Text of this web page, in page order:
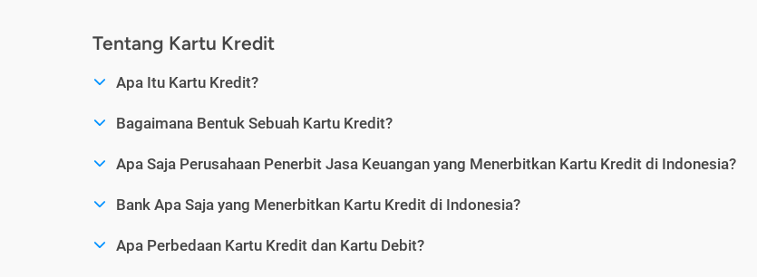
Tentang Kartu Kredit
Apa Itu Kartu Kredit?
Bagaimana Bentuk Sebuah Kartu Kredit?
Apa Saja Perusahaan Penerbit Jasa Keuangan yang Menerbitkan Kartu Kredit di Indonesia?
Bank Apa Saja yang Menerbitkan Kartu Kredit di Indonesia?
Apa Perbedaan Kartu Kredit dan Kartu Debit?